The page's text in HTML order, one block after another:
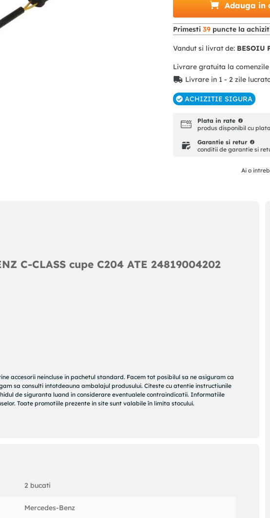
Adauga in
Primesti39 puncte la
Vandut si livrat de: BESOIU
Livrare gratuita la
Livrare in 1 - 2 zile
ACHIZITIE SIGURA
Plata in rate
produs disponibil cu
Garantie si retur
conditii de garantie si
Ai o
C-CLASS cupe C204 ATE 24819004202
accesorii neincluse in pachetul standard. Facem tot posibilul sa ne asiguram ca
sa consulti intotdeauna ambalajul produsului. Citeste cu atentie instructiunile
de siguranta luand in considerare eventualele contraindicatii. Informatiile
Toate promotiile prezente in site sunt valabile în limita stocului.
2 bucati
Mercedes-Benz